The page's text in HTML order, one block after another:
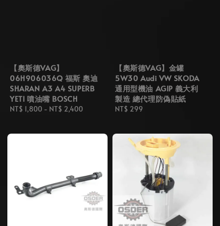
【奧斯德VAG】
06H906036Q 福斯 奧迪
SHARAN A3 A4 SUPERB
YETI 噴油嘴 BOSCH
Regular
NT$ 1,800 - NT$ 2,400
【奧斯德VAG】金罐
5W30 Audi VW SKODA
通用型機油 AGIP 義大利
製造 總代理防偽貼紙
Regular
NT$ 299